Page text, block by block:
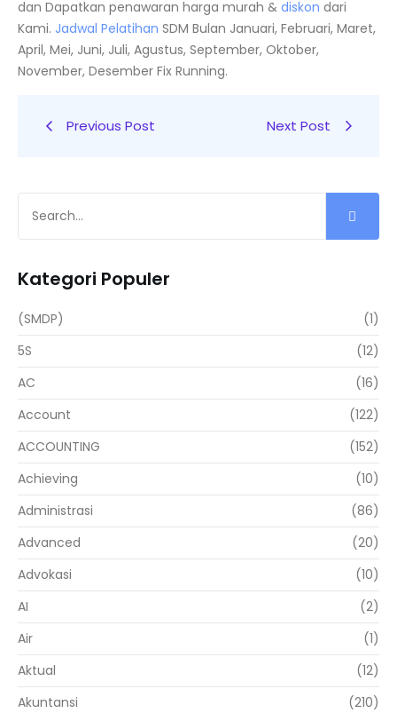
dan Dapatkan penawaran harga murah & diskon dari
Kami. Jadwal Pelatihan SDM Bulan Januari, Februari, Maret,
April, Mei, Juni, Juli, Agustus, September, Oktober,
November, Desember Fix Running.
Previous Post Next Post
Kategori Populer
(SMDP)
(1)
5S
(12)
AC
(16)
Account
(122)
ACCOUNTING
(152)
Achieving
(10)
Administrasi
(86)
Advanced
(20)
Advokasi
(10)
AI
(2)
Air
(1)
Aktual
(12)
Akuntansi
(210)